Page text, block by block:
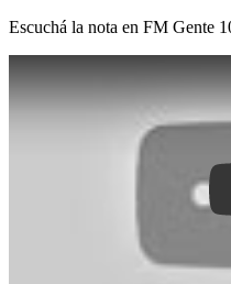
Escuchá la nota en FM Gente